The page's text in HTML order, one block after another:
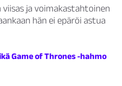
viisas ja voimakastahtoinen
hän ei epäröi astua
Game of Thrones -hahmo